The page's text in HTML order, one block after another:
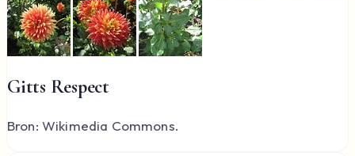
Gitts Respect
Bron: Wikimedia Commons.